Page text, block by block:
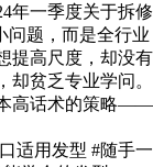
一季度关于拆修
问题，而是全行业
提高尺度，却没有
贫乏专业学问。
高话术的策略——
适用发型 #随手一